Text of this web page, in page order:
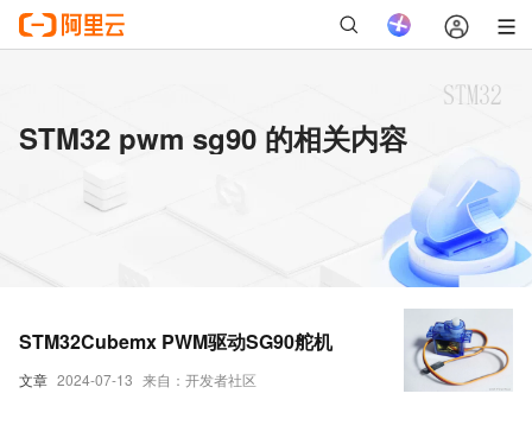
STM32 pwm sg90 的相关内容
文章 2024-07-13 来自：开发者社区
STM32Cubemx PWM驱动SG90舵机